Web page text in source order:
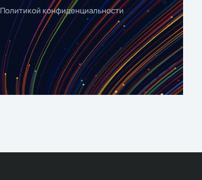
Политикой конфиденциальности